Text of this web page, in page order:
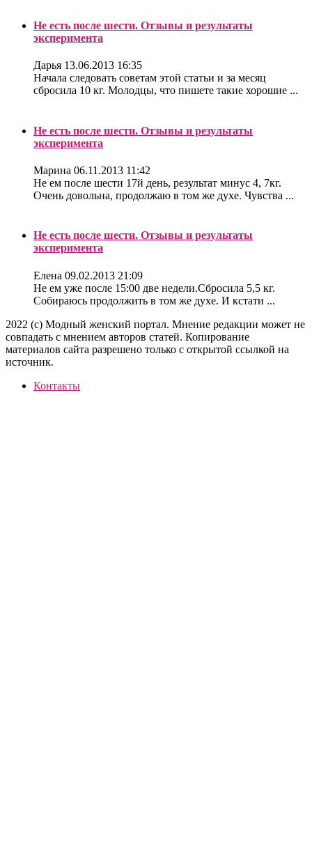
Не есть после шести. Отзывы и результаты
эксперимента
Дарья 13.06.2013 16:35
Начала следовать советам этой статьи и за месяц
сбросила 10 кг. Молодцы, что пишете такие хорошие ...
Не есть после шести. Отзывы и результаты
эксперимента
Марина 06.11.2013 11:42
Не ем после шести 17й день, результат минус 4, 7кг.
Очень довольна, продолжаю в том же духе. Чувства ...
Не есть после шести. Отзывы и результаты
эксперимента
Елена 09.02.2013 21:09
Не ем уже после 15:00 две недели.Сбросила 5,5 кг.
Собираюсь продолжить в том же духе. И кстати ...
2022 (c) Модный женский портал. Мнение редакции может не
совпадать с мнением авторов статей. Копирование
материалов сайта разрешено только с открытой ссылкой на
источник.
Контакты